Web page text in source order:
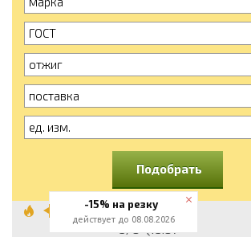
ГОСТ
отжиг
поставка
ед. изм.
Подобрать
Труба медная
5/8" (15.87
-15% на резку
действует до 08.08.2026